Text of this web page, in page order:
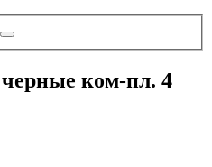
ком-пл. 4